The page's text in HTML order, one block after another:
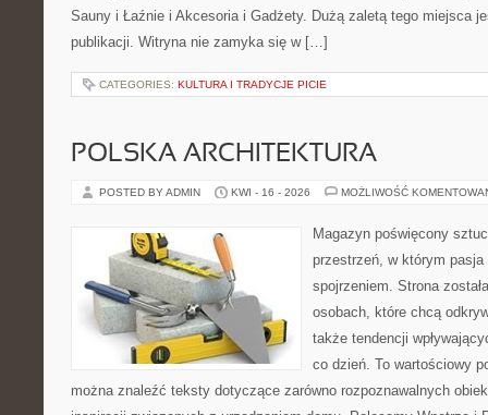
Sauny i Łaźnie i Akcesoria i Gadżety. Dużą zaletą tego miejsca
publikacji. Witryna nie zamyka się w […]
CATEGORIES: KULTURA I TRADYCJE PICIE
POLSKA ARCHITEKTURA
POSTED BY ADMIN KWI - 16 - 2026 MOŻLIWOŚĆ
Magazyn poświęcony
przestrzeń, w którym
spojrzeniem. Strona
osobach, które chcą
także tendencji
co dzień. To wartościowy
można znaleźć teksty dotyczące zarówno rozpoznawalnych